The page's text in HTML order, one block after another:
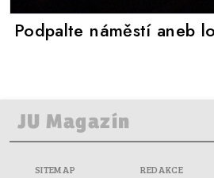
Podpalte náměstí aneb
SITEMAP REDAKCE